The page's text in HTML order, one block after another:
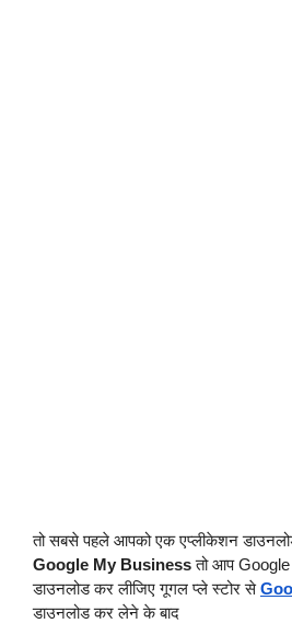
Google My Business तो आप
डाउनलोड कर लीजिए गूगल प्ले स्टोर से
डाउनलोड कर लेने के बाद